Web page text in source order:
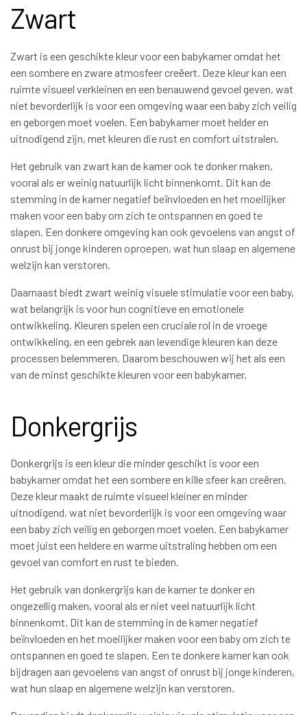
Zwart
Zwart is een geschikte kleur voor een babykamer omdat het
een sombere en zware atmosfeer creëert. Deze kleur kan een
ruimte visueel verkleinen en een benauwend gevoel geven, wat
niet bevorderlijk is voor een omgeving waar een baby zich veilig
en geborgen moet voelen. Een babykamer moet helder en
uitnodigend zijn, met kleuren die rust en comfort uitstralen.
Het gebruik van zwart kan de kamer ook te donker maken,
vooral als er weinig natuurlijk licht binnenkomt. Dit kan de
stemming in de kamer negatief beïnvloeden en het moeilijker
maken voor een baby om zich te ontspannen en goed te
slapen. Een donkere omgeving kan ook gevoelens van angst of
onrust bij jonge kinderen oproepen, wat hun slaap en algemene
welzijn kan verstoren.
Daarnaast biedt zwart weinig visuele stimulatie voor een baby,
wat belangrijk is voor hun cognitieve en emotionele
ontwikkeling. Kleuren spelen een cruciale rol in de vroege
ontwikkeling, en een gebrek aan levendige kleuren kan deze
processen belemmeren. Daarom beschouwen wij het als een
van de minst geschikte kleuren voor een babykamer.
Donkergrijs
Donkergrijs is een kleur die minder geschikt is voor een
babykamer omdat het een sombere en kille sfeer kan creëren.
Deze kleur maakt de ruimte visueel kleiner en minder
uitnodigend, wat niet bevorderlijk is voor een omgeving waar
een baby zich veilig en geborgen moet voelen. Een babykamer
moet juist een heldere en warme uitstraling hebben om een
gevoel van comfort en rust te bieden.
Het gebruik van donkergrijs kan de kamer te donker en
ongezellig maken, vooral als er niet veel natuurlijk licht
binnenkomt. Dit kan de stemming in de kamer negatief
beïnvloeden en het moeilijker maken voor een baby om zich te
ontspannen en goed te slapen. Een te donkere kamer kan ook
bijdragen aan gevoelens van angst of onrust bij jonge kinderen,
wat hun slaap en algemene welzijn kan verstoren.